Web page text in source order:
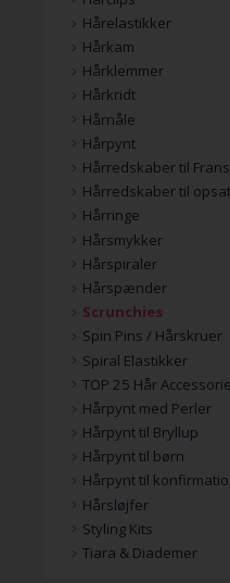
Hårelastikker
Hårkam
Hårklemmer
Hårkridt
Hårnåle
Hårpynt
Hårredskaber til
Hårredskaber til
Hårringe
Hårsmykker
Hårspiraler
Hårspænder
Scrunchies
Spin Pins / Hårskruer
Spiral Elastikker
TOP 25 Hår
Hårpynt med Perler
Hårpynt til Bryllup
Hårpynt til børn
Hårpynt til
Hårsløjfer
Styling Kits
Tiara & Diademer